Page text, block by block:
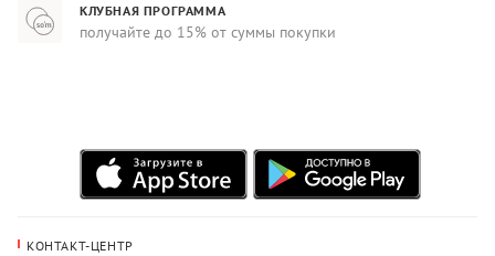
КЛУБНАЯ ПРОГРАММА
получайте до 15% от суммы покупки
КОНТАКТ-ЦЕНТР